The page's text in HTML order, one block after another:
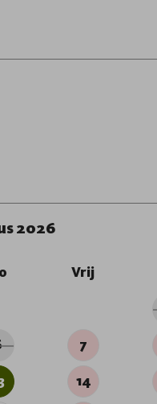
2026
Vrij
7
14